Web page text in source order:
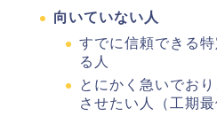
向いていない人
すでに信頼できる
る人
とにかく急いでお
させたい人（工期最